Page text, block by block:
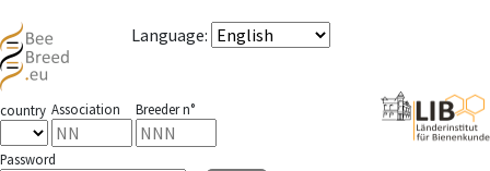
Language:
country Association Breeder n°
Password